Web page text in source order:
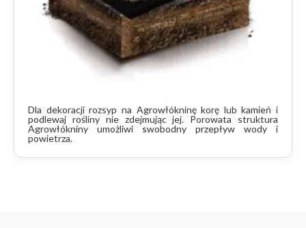
Dla dekoracji rozsyp na Agrowłókninę korę lub kamień i
podlewaj rośliny nie zdejmując jej. Porowata struktura
Agrowłókniny umożliwi swobodny przepływ wody i
powietrza.